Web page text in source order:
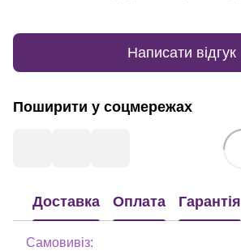
Написати відгук
Поширити у соцмережах
Доставка Оплата Гарантія
Самовивіз: